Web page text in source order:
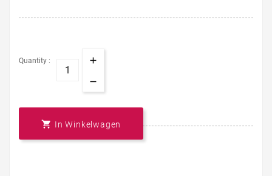
Quantity :
 In Winkelwagen